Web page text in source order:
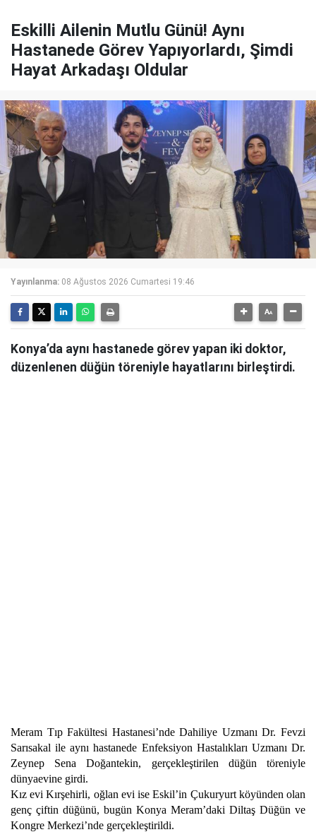
Eskilli Ailenin Mutlu Günü! Aynı
Hastanede Görev Yapıyorlardı, Şimdi
Hayat Arkadaşı Oldular
Yayınlanma: 08 Ağustos 2026 Cumartesi 19:46
Konya’da aynı hastanede görev yapan iki doktor,
düzenlenen düğün töreniyle hayatlarını birleştirdi.
Meram Tıp Fakültesi Hastanesi’nde Dahiliye Uzmanı Dr. Fevzi
Sarısakal ile aynı hastanede Enfeksiyon Hastalıkları Uzmanı Dr.
Zeynep Sena Doğantekin, gerçekleştirilen düğün töreniyle
dünyaevine girdi.
Kız evi Kırşehirli, oğlan evi ise Eskil’in Çukuryurt köyünden olan
genç çiftin düğünü, bugün Konya Meram’daki Diltaş Düğün ve
Kongre Merkezi’nde gerçekleştirildi.